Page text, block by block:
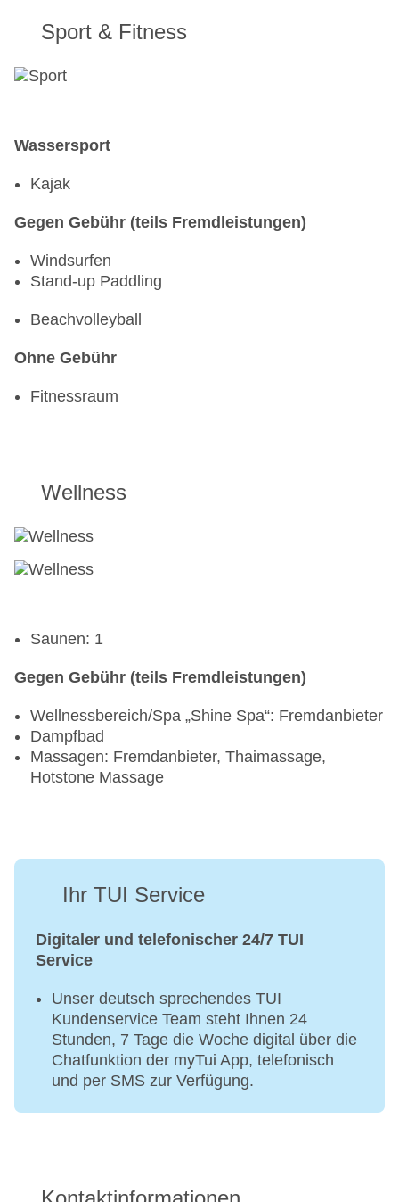
Sport & Fitness
Wassersport
Kajak
Gegen Gebühr (teils Fremdleistungen)
Windsurfen
Stand-up Paddling
Beachvolleyball
Ohne Gebühr
Fitnessraum
Wellness
Saunen: 1
Gegen Gebühr (teils Fremdleistungen)
Wellnessbereich/Spa „Shine Spa“: Fremdanbieter
Dampfbad
Massagen: Fremdanbieter, Thaimassage,
Hotstone Massage
Ihr TUI Service
Digitaler und telefonischer 24/7 TUI
Service
Unser deutsch sprechendes TUI
Kundenservice Team steht Ihnen 24
Stunden, 7 Tage die Woche digital über die
Chatfunktion der myTui App, telefonisch
und per SMS zur Verfügung.